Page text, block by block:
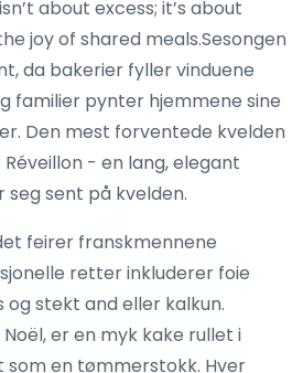
about excess; it’s about
joy of shared meals.Sesongen
da bakerier fyller vinduene
familier pynter hjemmene sine
Den mest forventede kvelden
- en lang, elegant
sent på kvelden.
feirer franskmennene
retter inkluderer foie
og stekt and eller kalkun.
er en myk kake rullet i
en tømmerstokk. Hver